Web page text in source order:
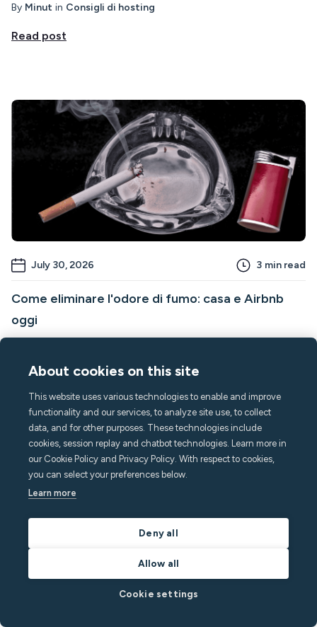
By Minut in Consigli di hosting
Read post
July 30, 2026 3 min read
Come eliminare l'odore di fumo: casa e Airbnb
oggi
Hai problemi con l'odore di fumo nel tuo appartamento? Scopri
trattamenti professionali per rimuoverlo definitivamente.
Richard White in Vacation Rentals
Read post
Prodotti
Sensore di perdite d'acqua
Kit di montaggio cablato
About cookies on this site
This website uses various technologies to enable and improve
functionality and our services, to analyze site use, to collect
data, and for other purposes. These technologies include
cookies, session replay and chatbot technologies. Learn more in
our Cookie Policy and Privacy Policy. With respect to cookies,
you can select your preferences below.
Learn more
Deny all
Allow all
Cookie settings